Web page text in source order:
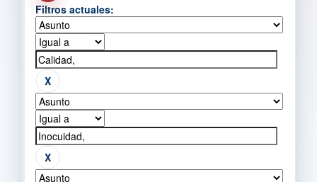
Filtros actuales: